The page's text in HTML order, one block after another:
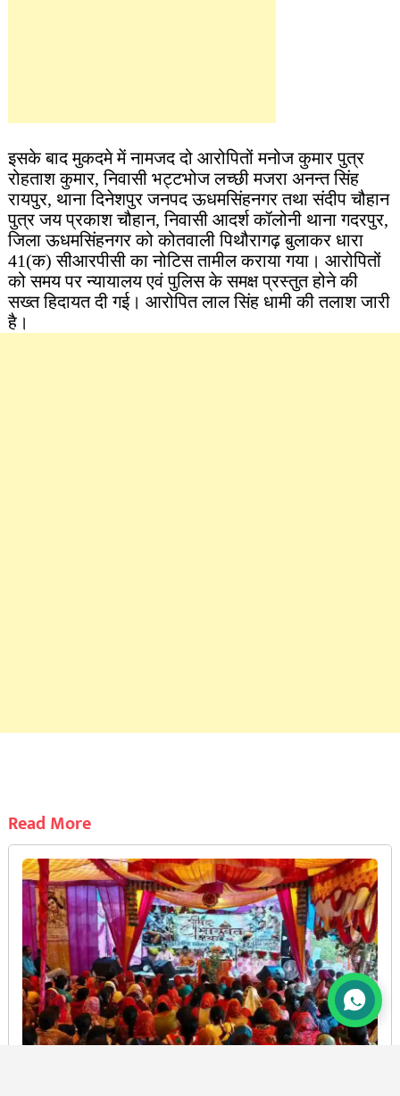
इसके बाद मुकदमे में नामजद दो आरोपितों मनोज कुमार पुत्र
रोहताश कुमार, निवासी भट्टभोज लच्छी मजरा अनन्त सिंह
रायपुर, थाना दिनेशपुर जनपद ऊधमसिंहनगर तथा संदीप चौहान
पुत्र जय प्रकाश चौहान, निवासी आदर्श कॉलोनी थाना गदरपुर,
जिला ऊधमसिंहनगर को कोतवाली पिथौरागढ़ बुलाकर धारा
41(क) सीआरपीसी का नोटिस तामील कराया गया। आरोपितों
को समय पर न्यायालय एवं पुलिस के समक्ष प्रस्तुत होने की
सख्त हिदायत दी गई। आरोपित लाल सिंह धामी की तलाश जारी
है।
Read More